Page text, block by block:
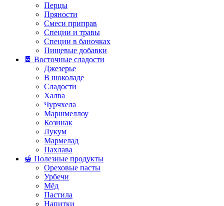
Перцы
Пряности
Смеси приправ
Специи и травы
Специи в баночках
Пищевые добавки
🍫 Восточные сладости
Джезерье
В шоколаде
Сладости
Халва
Чурчхела
Маршмеллоу
Козинак
Лукум
Мармелад
Пахлава
🍯 Полезные продукты
Ореховые пасты
Урбечи
Мёд
Пастила
Напитки